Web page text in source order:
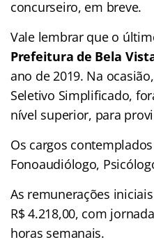
concurseiro, em breve.
Vale lembrar que o
Prefeitura de Bela
ano de 2019. Na
Seletivo Simplificado,
nível superior, para
Os cargos
Fonoaudiólogo,
As remunerações
R$ 4.218,00, com
horas semanais.